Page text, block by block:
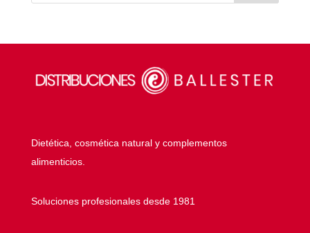
Dietética, cosmética natural y complementos
alimenticios.
Soluciones profesionales desde 1981